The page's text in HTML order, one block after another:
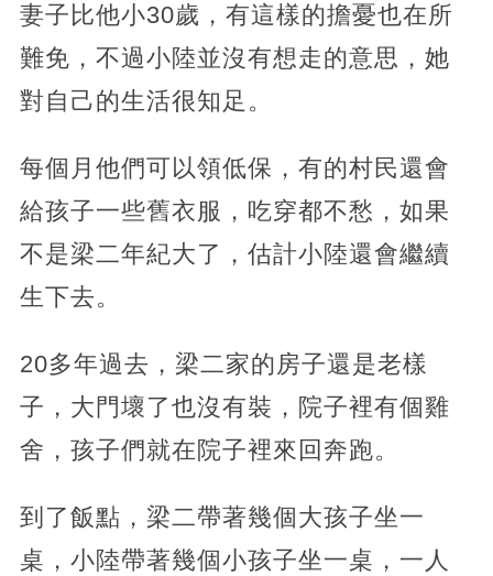
妻子比他小30歲，有這樣的擔憂也在所
難免，不過小陸並沒有想走的意思，她
對自己的生活很知足。
每個月他們可以領低保，有的村民還會
給孩子一些舊衣服，吃穿都不愁，如果
不是梁二年紀大了，估計小陸還會繼續
生下去。
20多年過去，梁二家的房子還是老樣
子，大門壞了也沒有裝，院子裡有個雞
舍，孩子們就在院子裡來回奔跑。
到了飯點，梁二帶著幾個大孩子坐一
桌，小陸帶著幾個小孩子坐一桌，一人